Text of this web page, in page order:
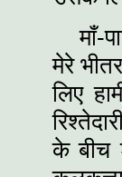
माँ-
मेरे
लिए
के बीच